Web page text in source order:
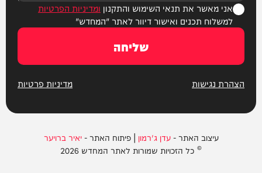
אני מאשר את תנאי השימוש והתקנון ומדיניות הפרטיות
למשלוח תכנים ואישור דיוור לאתר "המחדש"
שליחה
הצהרת נגישות מדיניות פרטיות
עיצוב האתר -עדן ג'רמון | פיתוח האתר -יאיר ברויער
© כל הזכויות שמורות לאתר המחדש 2026